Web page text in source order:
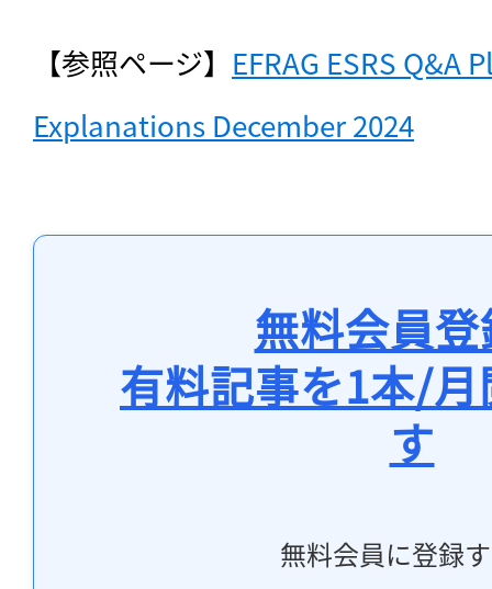
【参照ページ】 EFRAG ESRS
Explanations December 2024
無料会員
有料記事を1本/
す
無料会員に登録